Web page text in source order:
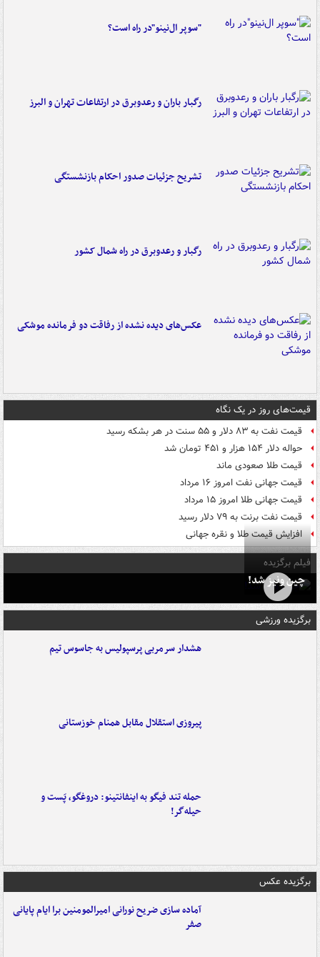
"سوپر ال‌نینو"در راه است؟
رگبار باران و رعدوبرق در ارتفاعات تهران و البرز
تشریح جزئیات صدور احکام بازنشستگی
رگبار و رعدوبرق در راه شمال کشور
عکس‌های دیده نشده از رفاقت دو فرمانده‌ موشکی
قیمت‌های روز در یک نگاه
قیمت نفت به ۸۳ دلار و ۵۵ سنت در هر بشکه رسید
حواله دلار ۱۵۴ هزار و ۴۵۱ تومان شد
قیمت طلا صعودی ماند
قیمت جهانی نفت امروز ۱۶ مرداد
قیمت جهانی طلا امروز ۱۵ مرداد
قیمت نفت برنت به ۷۹ دلار رسید
افزایش قیمت طلا و نقره جهانی
فیلم برگزیده
چین ونیز شد!
برگزیده ورزشی
هشدار سرمربی پرسپولیس به جاسوس تیم
پیروزی استقلال مقابل همنام خوزستانی
حمله تند فیگو به اینفانتینو: دروغگو، پَست‌ و
حیله‌گر!
برگزیده عکس
آماده سازی ضریح نورانی امیرالمومنین برا ایام پایانی
صفر